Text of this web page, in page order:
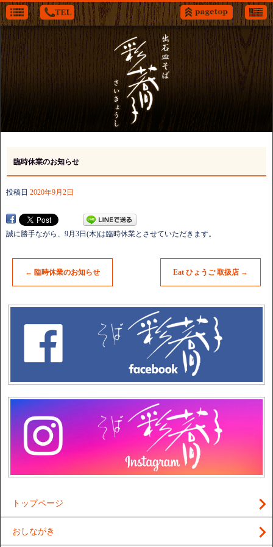
臨時休業のお知らせ
投稿日 2020年9月2日
誠に勝手ながら、9月3日(木)は臨時休業とさせていただきます。
← 臨時休業のお知らせ Eat ひょうご 取扱店 →
トップページ
おしながき